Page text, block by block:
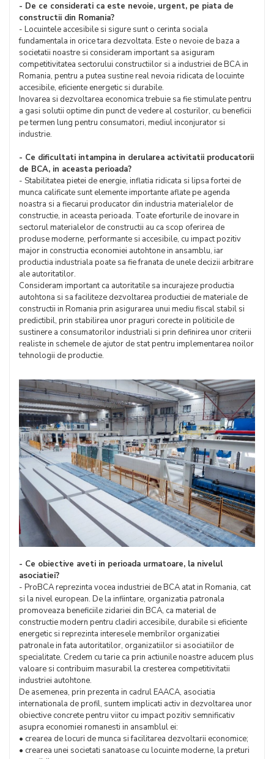
- De ce considerati ca este nevoie, urgent, pe piata de
constructii din Romania?
- Locuintele accesibile si sigure sunt o cerinta sociala
fundamentala in orice tara dezvoltata. Este o nevoie de baza a
societatii noastre si consideram important sa asiguram
competitivitatea sectorului constructiilor si a industriei de BCA in
Romania, pentru a putea sustine real nevoia ridicata de locuinte
accesibile, eficiente energetic si durabile.
Inovarea si dezvoltarea economica trebuie sa fie stimulate pentru
a gasi solutii optime din punct de vedere al costurilor, cu beneficii
pe termen lung pentru consumatori, mediul inconjurator si
industrie.
- Ce dificultati intampina in derularea activitatii producatorii
de BCA, in aceasta perioada?
- Stabilitatea pietei de energie, inflatia ridicata si lipsa fortei de
munca calificate sunt elemente importante aflate pe agenda
noastra si a fiecarui producator din industria materialelor de
constructie, in aceasta perioada. Toate eforturile de inovare in
sectorul materialelor de constructii au ca scop oferirea de
produse moderne, performante si accesibile, cu impact pozitiv
major in constructia economiei autohtone in ansamblu, iar
productia industriala poate sa fie franata de unele decizii arbitrare
ale autoritatilor.
Consideram important ca autoritatile sa incurajeze productia
autohtona si sa faciliteze dezvoltarea productiei de materiale de
constructii in Romania prin asigurarea unui mediu fiscal stabil si
predictibil, prin stabilirea unor praguri corecte in politicile de
sustinere a consumatorilor industriali si prin definirea unor criterii
realiste in schemele de ajutor de stat pentru implementarea noilor
tehnologii de productie.
- Ce obiective aveti in perioada urmatoare, la nivelul
asociatiei?
- ProBCA reprezinta vocea industriei de BCA atat in Romania, cat
si la nivel european. De la infiintare, organizatia patronala
promoveaza beneficiile zidariei din BCA, ca material de
constructie modern pentru cladiri accesibile, durabile si eficiente
energetic si reprezinta interesele membrilor organizatiei
patronale in fata autoritatilor, organizatiilor si asociatiilor de
specialitate. Credem cu tarie ca prin actiunile noastre aducem plus
valoare si contribuim masurabil la cresterea competitivitatii
industriei autohtone.
De asemenea, prin prezenta in cadrul EAACA, asociatia
internationala de profil, suntem implicati activ in dezvoltarea unor
obiective concrete pentru viitor cu impact pozitiv semnificativ
asupra economiei romanesti in ansamblul ei:
• crearea de locuri de munca si facilitarea dezvoltarii economice;
• crearea unei societati sanatoase cu locuinte moderne, la preturi